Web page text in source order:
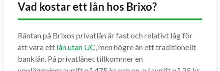
Vad kostar ett lån hos Brixo?
Räntan på Brixos privatlån är fast och relativt låg för
att vara ett lån utan UC, men högre än ett traditionellt
banklån. På privatlånet tillkommer en